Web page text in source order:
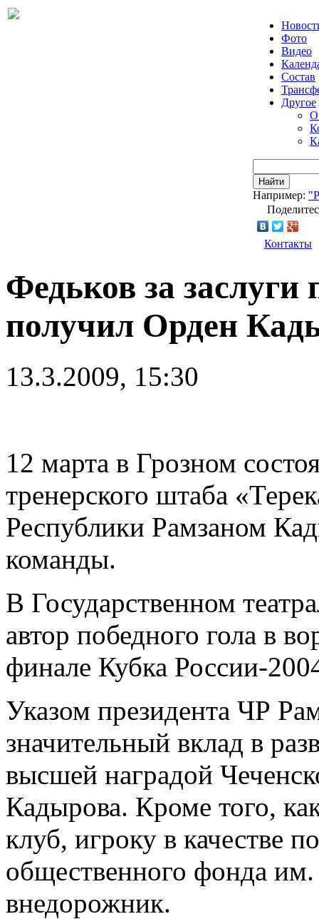
Фото
Видео
Состав
Другое
О
Найти
Например:
Контакты
Федьков за заслуги
получил Орден
13.3.2009, 15:30
12 марта в Грозном
тренерского штаба
Республики Рамзаном
команды.
В Государственном
автор победного гола в
финале Кубка России-
Указом президента ЧР
значительный вклад в
высшей наградой
Кадырова. Кроме того,
клуб, игроку в качестве
общественного фонда
внедорожник.